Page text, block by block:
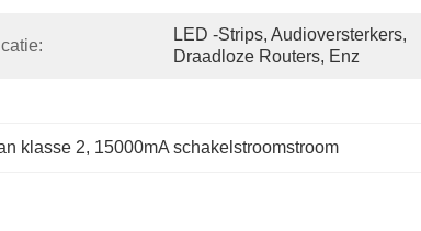
LED -strips, Audioversterkers,
Draadloze Routers, Enz
klasse 2, 15000mA schakelstroomstroom